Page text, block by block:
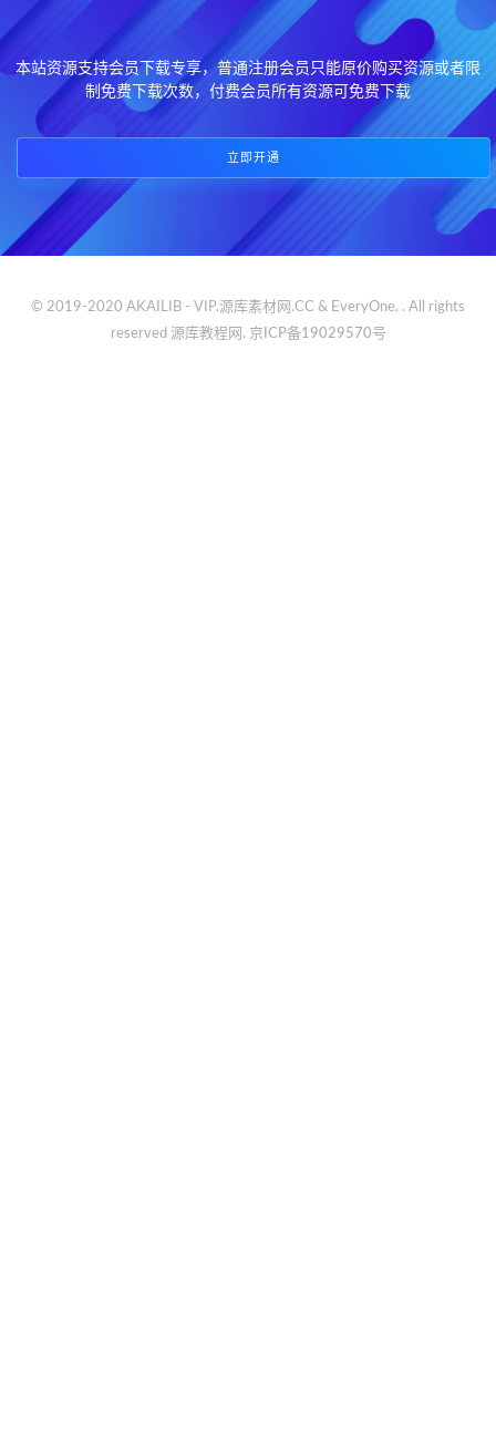
本站资源支持会员下载专享，普通注册会员只能原价购买资源或者限
制免费下载次数，付费会员所有资源可免费下载
立即开通
© 2019-2020 AKAILIB - VIP.源库素材网.CC & EveryOne. . All rights
reserved 源库教程网. 京ICP备19029570号